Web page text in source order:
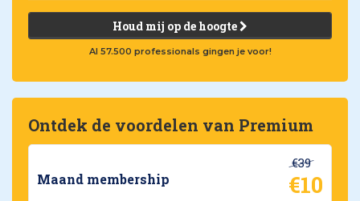
Houd mij op de hoogte
Al 57.500 professionals gingen je voor!
Ontdek de voordelen van Premium
Maand membership
€39
€10